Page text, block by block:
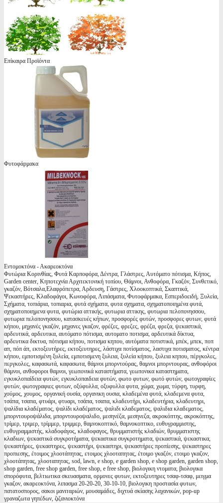
Επίκαιρα Προϊόντα
Φυτοφάρμακα
Εντομοκτόνα - Ακαρεοκτόνα
Φυτώρια Κορινθίας, Φυτά Καρποφόρα, Δέντρα, Γλάστρες, Αυτόματο πότισμα, Κήπος,
Garden center, Κηποτεχνία Αρχιτεκτονική τοπίου, Θάμνοι, Ανθοφόρα, Γκαζόν, Συνθετικό,
γκαζόν, Βότσαλα,Ελαφρόπετρα, Αρδευση, Γάστρες, Χλοοκοπτικά, Σκαπτικά,
Ψεκαστήρες, Κλαδοφάγοι, Κωνοφόρα, Λιπάσματα, Φυτοφάρμακα, Εσπεριδοειδή, Ξυλεία,
Σχήματα, τοπιάρια, τοπιαρια, φυτά σχήματα, φυτα σχηματα, σχηματοποιημένα φυτά,
σχηματοποιημενα φυτα, φυτώρια αττικής, φυτωρια αττικης, φυτωρια πελοπονησσου,
φυτωρια πελοπονησσου, κατασκευές κήπων, προσφορές φυτών, προσφορες φυτων, φυτά
κήπου, μηχανές γκαζόν, μηχανες γκαζον, φρέζες, φρεζες, φρέζα, φρεζα, ψεκαστικά,
αρδευτικά, αρδευτικα, αυτόματο πότισμα, αυτοματο ποτισμα, αρδευτικά δίκτυα,
αρδευτικα δικτυα, πότισμα κήπου, ποτισμα κηπου, αυτόματα ποτιστικά, μπέκ, μπεκ, ποπ
απ, πόπ άπ, εκτοξευτήρες, εκτοξευτηρες, λάστιχα ποτίσματος, λαστιχα ποτισματος, κέντρα
κήπου, εμποτισμένη ξυλεία, εμποτισμενη ξυλεια, ξυλεία κήπου, ξυλεια κηπου, πέργκολες,
περγκολες, καφασωτά, καφασωτα, θάμνοι μπορντούρας, θαμνοι μπορντουρας, ανθοφόροι
θάμνοι, ανθοφοροι θαμνοι, γεωπονικά καταστήματα, γεωπονικα καταστηματα,
εγκυκλοπαίδεια φυτών, εγκυκλοπαιδεια φυτών, φωτο φυτων, φωτό φυτών, φωτογραφίες
φυτών, φωτογραφιες φυτων, οξύφυλλα, οξυφυλλα φυτα, χώμα, χωμα, τύρφη, τυρφη,
χούμος, χουμος, οργανική ουσία, οργανικη ουσια, κλαδεμένα φυτά, κλαδεμενα φυτα,
τσάπα, τσαπα, φτυάρι, φτυαρι, τσάπα, τσαπα, κλαδευτήρι, κλαδευτήρια, κλαδευτηρι,
ψαλίδια κλαδέματος, ψαλίδι κλαδέματος, ψαλιδι κλαδεματος, ψαλιδια κλαδεματος,
μπορντουροψάλιδα, μπορντουροψαλιδο, μεσηνέζα, μεσηνεζα, ακροκόπτης, ακροκόπτης,
τρίμερ, τριμερ, τρίμμερ, τριμμερ, θαμνοκοπτικό, θαμνοκοπτικο, ευθυγραμμιστης,
ευθυγραμμιστής, κλαδοφάγος, κλαδοφαγος, θρυμματιστής κλαδιών, θρυμματιστης
κλαδιων, ψεκαστικά συγκροτήματα, ψεκαστικα συγκροτηματα, ψεκαστικά, ψεκαστικα,
ψεκαστήρες, ψεκαστηρες, ψεκαστήρι, ψεκαστηρι, ψεκαστήρες προπίεσης, ψεκαστηρες
προπιεσης, έτοιμος χλοοτάπητας, ετοιμος χλοοταπητας, έτοιμο γκαζόν, ετοιμο γκαζον,
χλοοτάπητας, χλοοταπητας, sod, lawn, e shop, e garden shop, e shop garden, garden shop,
shop garden, free shop garden, free shop, e free shop, βιολογικη ντοματα, βιολογικα
σπορόφυτα, βελτιωτικα σκευασματα, ορμονες φυτων, εκτοξευτηρες τσαφ-τσαφ, μειγμα
γκαζον, ακαρεοκτόνα, λιπασμα 20-20-20, 30-10-10, βιολογικη προστασία φυτων,
πατατοσπορος, σακοι μανιταριών, μουσαμάδες, διχτυά σκίασης λαχανικών, pop-up
γραναζωτα γηπέδων, ζιζανιοκτόνα